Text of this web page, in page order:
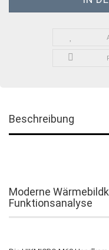
Beschreibung
Moderne
Funktionsanalyse